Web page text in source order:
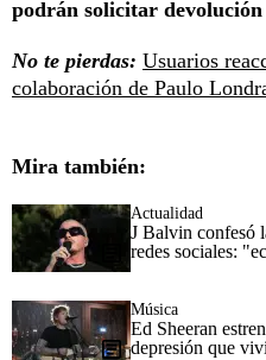
podrán solicitar devolución
No te pierdas: Usuarios
colaboración de Paulo
Mira también:
Actualidad
J Balvin confesó
redes sociales:
Música
Ed Sheeran
depresión que